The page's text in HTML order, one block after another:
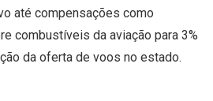
até compensações como
combustíveis da aviação para 3%
da oferta de voos no estado.